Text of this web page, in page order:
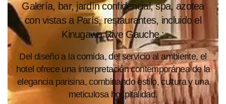
Galería, bar, jardín confidencial, spa, azotea
con vistas a París, restaurantes, incluido el
Kinugawa Rive Gauche :
Del diseño a la comida, del servicio al ambiente, el
hotel ofrece una interpretación contemporánea de la
elegancia parisina, combinando estilo, cultura y una
meticulosa hospitalidad.